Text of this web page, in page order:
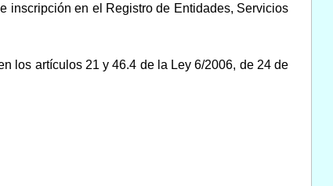
inscripción en el Registro de Entidades, Servicios
los artículos 21 y 46.4 de la Ley 6/2006, de 24 de